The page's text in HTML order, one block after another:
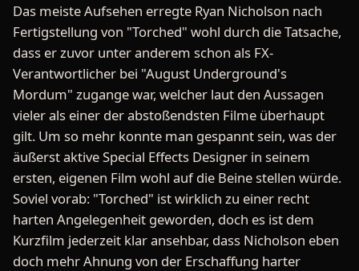
Das meiste Aufsehen erregte Ryan Nicholson nach
Fertigstellung von "Torched" wohl durch die Tatsache,
dass er zuvor unter anderem schon als FX-
Verantwortlicher bei "August Underground's
Mordum" zugange war, welcher laut den Aussagen
vieler als einer der abstoßendsten Filme überhaupt
gilt. Um so mehr konnte man gespannt sein, was der
äußerst aktive Special Effects Designer in seinem
ersten, eigenen Film wohl auf die Beine stellen würde.
Soviel vorab: "Torched" ist wirklich zu einer recht
harten Angelegenheit geworden, doch es ist dem
Kurzfilm jederzeit klar ansehbar, dass Nicholson eben
doch mehr Ahnung von der Erschaffung harter